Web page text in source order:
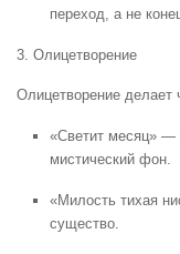
переход, а не
3. Олицетворение
Олицетворение делает
«Светит месяц» —
мистический фон.
«Милость тихая
существо.